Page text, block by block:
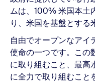
ムは、100% 米国本土
り、米国を基盤とする
自由でオープンなアイ
使命の一つです。この
に取り組むこと、最高
に全力で取り組むこと